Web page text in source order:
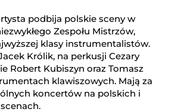
podbija polskie sceny w
Zespołu Mistrzów,
klasy instrumentalistów.
Królik, na perkusji Cezary
Robert Kubiszyn oraz Tomasz
klawiszowych. Mają za
koncertów na polskich i